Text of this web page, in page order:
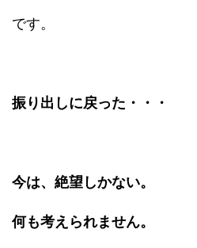
です。
振り出しに戻った・・・
今は、絶望しかない。
何も考えられません。